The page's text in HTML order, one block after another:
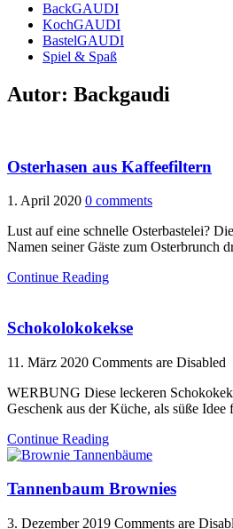
BackGAUDI
KochGAUDI
BastelGAUDI
Spiel & Spaß
Autor: Backgaudi
Osterhasen aus Kaffeefiltern
1. April 2020 0 comments
Lust auf eine schnelle Osterbastelei?
Namen seiner Gäste zum Osterbrunch
Continue Reading
Schokolokokekse
11. März 2020 Comments are Disabled
WERBUNG Diese leckeren
Geschenk aus der Küche, als süße
Continue Reading
Tannenbaum Brownies
3. Dezember 2019 Comments are